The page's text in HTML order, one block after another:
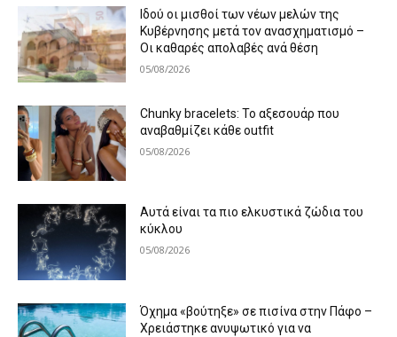
Ιδού οι μισθοί των νέων μελών της
Κυβέρνησης μετά τον ανασχηματισμό –
Οι καθαρές απολαβές ανά θέση
05/08/2026
Chunky bracelets: Το αξεσουάρ που
αναβαθμίζει κάθε outfit
05/08/2026
Αυτά είναι τα πιο ελκυστικά ζώδια του
κύκλου
05/08/2026
Όχημα «βούτηξε» σε πισίνα στην Πάφο –
Χρειάστηκε ανυψωτικό για να